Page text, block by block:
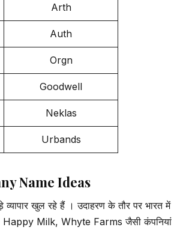
Arth
Auth
Orgn
Goodwell
Neklas
Urbands
Name Ideas
खुल रहे हैं । उदाहरण के तौर पर भारत में
Milk, Whyte Farms जैसी कंपनियां